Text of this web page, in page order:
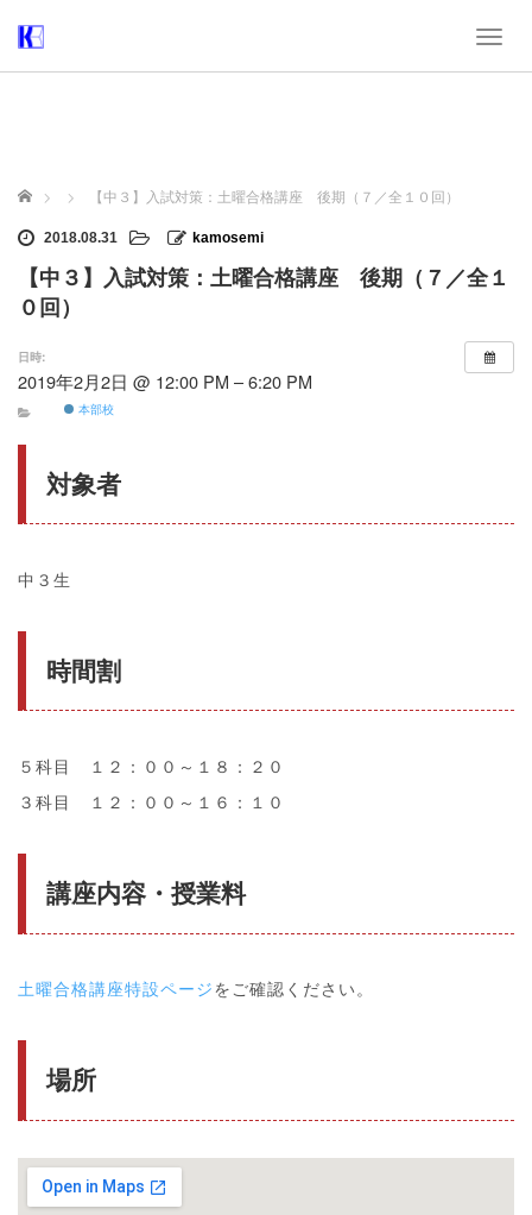
T
g
i
o
ホーム 【中３】入試対策：土曜合格講座 後期（７／全１０回）
2018.08.31 kamosemi
【中３】入試対策：土曜合格講座 後期（７／全１
０回）
日時:
2019年2月2日 @ 12:00 PM – 6:20 PM
本部校
対象者
中３生
時間割
５科目 １２：００～１８：２０
３科目 １２：００～１６：１０
講座内容・授業料
土曜合格講座特設ページをご確認ください。
場所